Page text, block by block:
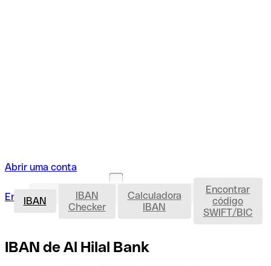
Abrir uma conta
Entrar Abrir uma conta IBAN
IBAN
IBAN
Checker
Calculadora
IBAN
Encontrar
código
SWIFT/BIC
IBAN de Al Hilal Bank